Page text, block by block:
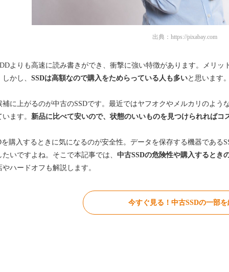
出典： https://pixabay.com
よりも高速に読み書きができ、衝撃に強い特徴があります。メリ
かし、 SSDは高額なので購入をためらっている人も多いと思います
補に上がるのが中古のSSDです。最近ではヤフオクやメルカリのよ
ます。 新品に比べて安いので、状態のいいものを見つけられればコ
を購入するときに気になるのが安全性。データを保存する機器である
たいですよね。そこで本記事では、 中古SSDの危険性や購入するとき
ハードオフも解説します。
今すぐ見る！中古SSDの一部を